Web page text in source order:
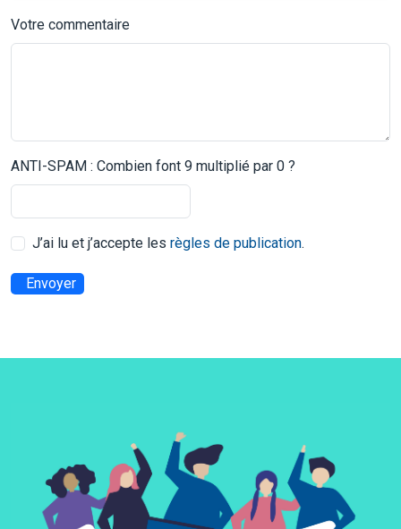
Votre commentaire
ANTI-SPAM : Combien font 9 multiplié par 0 ?
J’ai lu et j’accepte les règles de publication.
Envoyer